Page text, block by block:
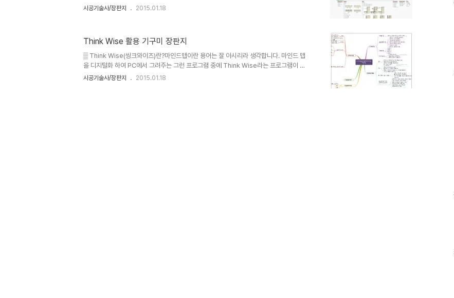
있으시다면 협업(무료)이나 프로그램을 구매를 하셔서 사용해보시면 좋을 거라는 생각이
아래 링크를 클릭하면 자동으로 ThinkWise 무료 웹버전이 설치되며 즉시 공유문서에 접
속됩니다. 설치가 원활하지 않을 경우 : [수동설치방법] 협업파일링크(토..
시공기술사/장판지 2015.01.18
Think Wise 활용 기구미 장판지
▒ Think Wise(씽크와이즈)란?마인드맵이란 용어는 잘 아시리라 생각합니다. 마인드 맵
을 디지털화 하여 PC에서 그려주는 그런 프로그램 중에 Think Wise라는 프로그램이 있
습니다.저는 요즘 업무나 개인적인 생각을 정리 해보기 위해 Think Wise라는 프로그램을
시공기술사/장판지 2015.01.18